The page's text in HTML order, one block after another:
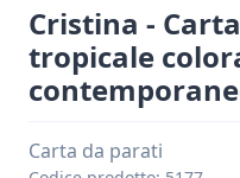
Cristina -
tropicale
Carta da parati